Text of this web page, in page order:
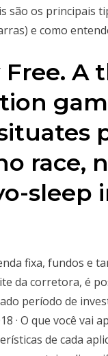
são os principais
e como
Free. A
race,
sleep
fixa, fundos e
da corretora, é
período de
· O que você vai
de cada